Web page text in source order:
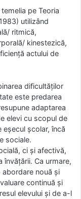
pe Teoria
utilizând
ritmică,
kinestezică,
actului de
dificultăţilor
este predarea
adaptarea
elevi cu scopul de
şcolar, încă
sociale.
ci şi afectivă,
Ca urmare,
nouă şi
continuă şi
elevului şi de a-l